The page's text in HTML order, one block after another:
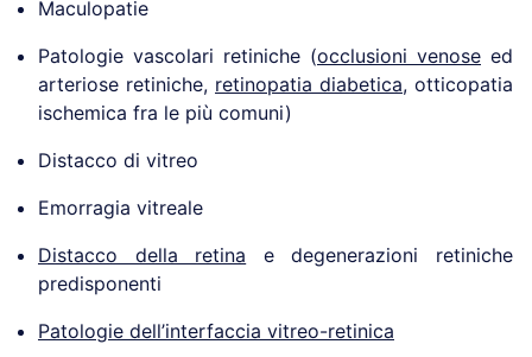
Maculopatie
Patologie vascolari retiniche (occlusioni venose ed
arteriose retiniche, retinopatia diabetica, otticopatia
ischemica fra le più comuni)
Distacco di vitreo
Emorragia vitreale
Distacco della retina e degenerazioni retiniche
predisponenti
Patologie dell’interfaccia vitreo-retinica